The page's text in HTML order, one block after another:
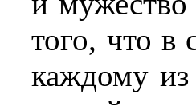
того, что в
каждому